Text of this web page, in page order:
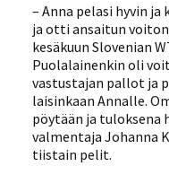
– Anna pelasi hyvin
ja otti ansaitun
kesäkuun Slovenian
Puolalainenkin oli
vastustajan pallot ja
laisinkaan Annalle.
pöytään ja tuloksena
valmentaja Johanna
tiistain pelit.